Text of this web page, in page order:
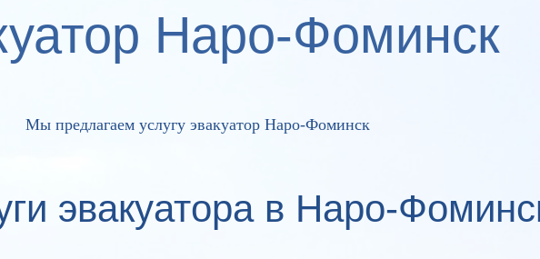
Наро-Фоминск
Мы предлагаем услугу эвакуатор Наро-Фоминск
эвакуатора в Наро-